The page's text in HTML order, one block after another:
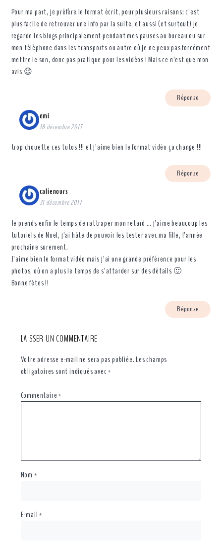
Pour ma part, je préfère le format écrit, pour plusieurs raisons: c’est
plus facile de retrouver une info par la suite, et aussi (et surtout) je
regarde les blogs principalement pendant mes pauses au bureau ou sur
mon téléphone dans les transports ou autre où je ne peux pas forcément
mettre le son, donc pas pratique pour les vidéos ! Mais ce n’est que mon
avis 😉
Réponse
emi
18 décembre 2017
trop chouette ces tutos !!! et j’aime bien le format vidéo ça change !!!
Réponse
calienours
31 décembre 2017
Je prends enfin le temps de rattraper mon retard … j’aime beaucoup les
tutoriels de Noël, j’ai hâte de pouvoir les tester avec ma fille, l’année
prochaine surement.
J’aime bien le format vidéo mais j’ai une grande préférence pour les
photos, où on a plus le temps de s’attarder sur des détails 🙂
Bonne fêtes !!
Réponse
LAISSER UN COMMENTAIRE
Votre adresse e-mail ne sera pas publiée.Les champs
obligatoires sont indiqués avec*
Commentaire*
Nom *
E-mail*